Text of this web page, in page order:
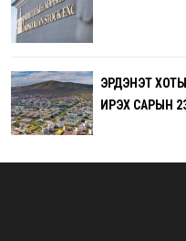
ЭРДЭНЭТ
ИРЭХ САРЫН